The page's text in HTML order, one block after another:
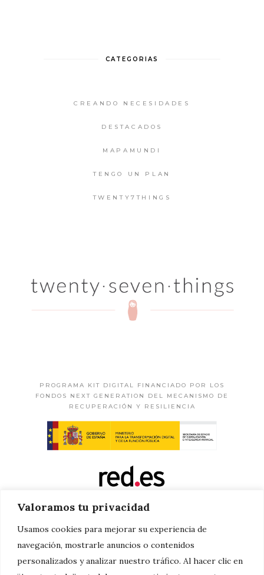
Valoramos tu privacidad
Usamos cookies para mejorar su experiencia de
navegación, mostrarle anuncios o contenidos
personalizados y analizar nuestro tráfico. Al hacer clic en
CATEGORIAS
CREANDO NECESIDADES
DESTACADOS
MAPAMUNDI
TENGO UN PLAN
TWENTY7THINGS
PROGRAMA KIT DIGITAL FINANCIADO POR LOS
FONDOS NEXT GENERATION DEL MECANISMO DE
RECUPERACIÓN Y RESILIENCIA